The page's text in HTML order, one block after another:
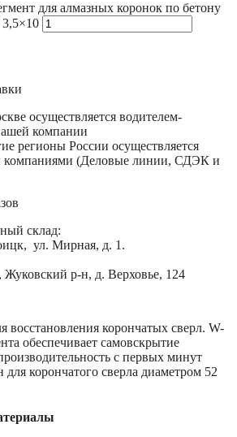
для алмазных коронок по бетону
осуществляется водителем-
компании
регионы России осуществляется
компаниями (Деловые линии, СДЭК и
склад:
ул. Мирная, д. 1.
Жуковский р-н, д. Верховье, 124
восстановления корончатых сверл. W-
обеспечивает самовскрытие
с первых минут
корончатого сверла диаметром 52